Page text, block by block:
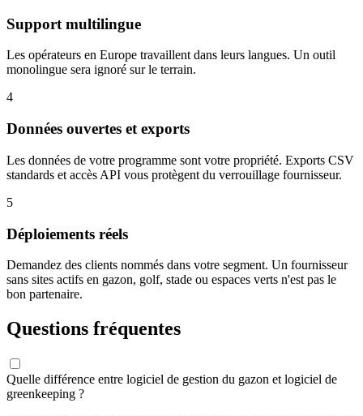
Support multilingue
Les opérateurs en Europe travaillent dans leurs langues. Un outil
monolingue sera ignoré sur le terrain.
4
Données ouvertes et exports
Les données de votre programme sont votre propriété. Exports CSV
standards et accès API vous protègent du verrouillage fournisseur.
5
Déploiements réels
Demandez des clients nommés dans votre segment. Un fournisseur
sans sites actifs en gazon, golf, stade ou espaces verts n'est pas le
bon partenaire.
Questions fréquentes
Quelle différence entre logiciel de gestion du gazon et logiciel de
greenkeeping ?